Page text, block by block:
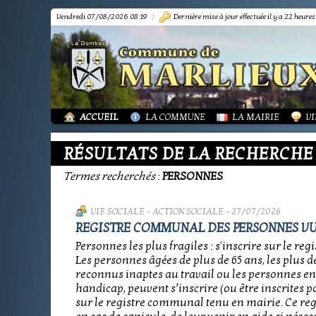
Vendredi 07/08/2026 08:19 | Dernière mise à jour effectuée il y a 22 heures
ACCUEIL LA COMMUNE LA MAIRIE
RÉSULTATS DE LA RECHERCHE
Termes recherchés:PERSONNES
VIE SOCIALE-ACTION SOCIALE- 27/07/2026
REGISTRE COMMUNAL DES PERSONNES
Personnes les plus fragiles : s'inscrire sur le
Les personnes âgées de plus de 65 ans, les plus
reconnus inaptes au travail ou les personnes
handicap, peuvent s’inscrire (ou être inscrites
sur le registre communal tenu en mairie. Ce
PRÉSENTATION
TOURISME-COMMERCES-ARTISANS
MARPA LE RENON
VIE LOCALE
ACTUALITÉS
BIBLIOTHÈQUE
PLAN LOCAL
LES ANNONCES DE
PUBLICATIONS